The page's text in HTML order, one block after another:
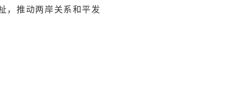
，推动两岸关系和平发